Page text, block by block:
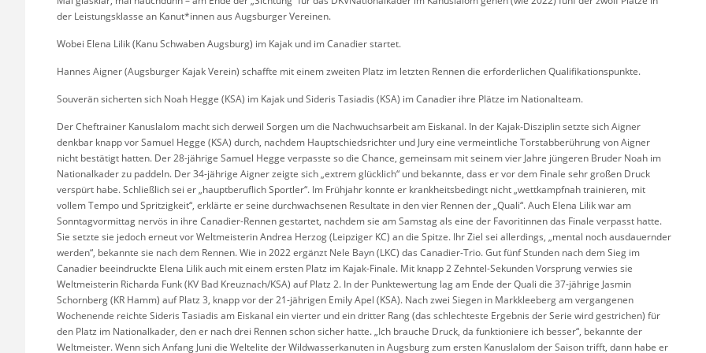
der Leistungsklasse an Kanut*innen aus Augsburger Vereinen.
Wobei Elena Lilik (Kanu Schwaben Augsburg) im Kajak und im Canadier startet.
Hannes Aigner (Augsburger Kajak Verein) schaffte mit einem zweiten Platz im letzten Rennen die erforderlichen Qualifikationspunkte.
Souverän sicherten sich Noah Hegge (KSA) im Kajak und Sideris Tasiadis (KSA) im Canadier ihre Plätze im Nationalteam.
Der Cheftrainer Kanuslalom macht sich derweil Sorgen um die Nachwuchsarbeit am Eiskanal. In der Kajak-Disziplin setzte sich Aigner
denkbar knapp vor Samuel Hegge (KSA) durch, nachdem Hauptschiedsrichter und Jury eine vermeintliche Torstabberührung von Aigner
nicht bestätigt hatten. Der 28-jährige Samuel Hegge verpasste so die Chance, gemeinsam mit seinem vier Jahre jüngeren Bruder Noah im
Nationalkader zu paddeln. Der 34-jährige Aigner zeigte sich „extrem glücklich“ und bekannte, dass er vor dem Finale sehr großen Druck
verspürt habe. Schließlich sei er „hauptberuflich Sportler“. Im Frühjahr konnte er krankheitsbedingt nicht „wettkampfnah trainieren, mit
vollem Tempo und Spritzigkeit“, erklärte er seine durchwachsenen Resultate in den vier Rennen der „Quali“. Auch Elena Lilik war am
Sonntagvormittag nervös in ihre Canadier-Rennen gestartet, nachdem sie am Samstag als eine der Favoritinnen das Finale verpasst hatte.
Sie setzte sie jedoch erneut vor Weltmeisterin Andrea Herzog (Leipziger KC) an die Spitze. Ihr Ziel sei allerdings, „mental noch ausdauernder
werden“, bekannte sie nach dem Rennen. Wie in 2022 ergänzt Nele Bayn (LKC) das Canadier-Trio. Gut fünf Stunden nach dem Sieg im
Canadier beeindruckte Elena Lilik auch mit einem ersten Platz im Kajak-Finale. Mit knapp 2 Zehntel-Sekunden Vorsprung verwies sie
Weltmeisterin Richarda Funk (KV Bad Kreuznach/KSA) auf Platz 2. In der Punktewertung lag am Ende der Quali die 37-jährige Jasmin
Schornberg (KR Hamm) auf Platz 3, knapp vor der 21-jährigen Emily Apel (KSA). Nach zwei Siegen in Markkleeberg am vergangenen
Wochenende reichte Sideris Tasiadis am Eiskanal ein vierter und ein dritter Rang (das schlechteste Ergebnis der Serie wird gestrichen) für
den Platz im Nationalkader, den er nach drei Rennen schon sicher hatte. „Ich brauche Druck, da funktioniere ich besser“, bekannte der
Weltmeister. Wenn sich Anfang Juni die Weltelite der Wildwasserkanuten in Augsburg zum ersten Kanuslalom der Saison trifft, dann habe er